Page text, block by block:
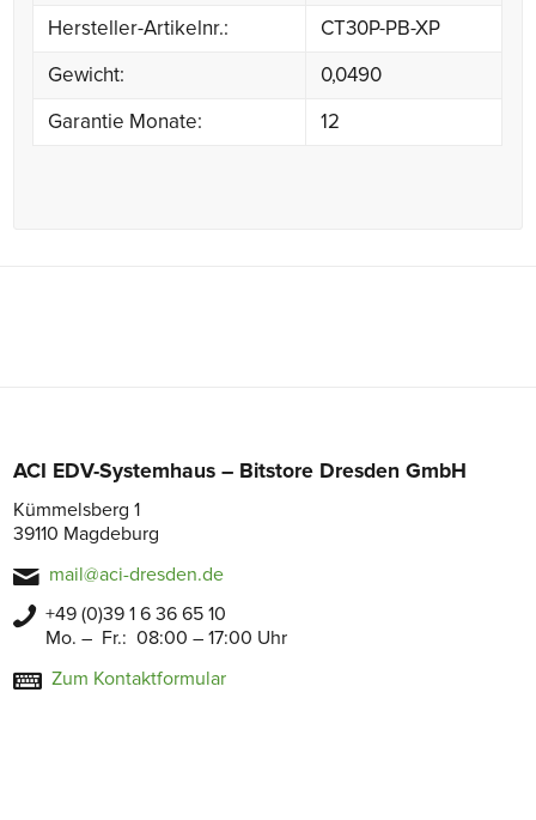
Hersteller-Artikelnr.:
CT30P-PB-XP
Gewicht:
0,0490
Garantie Monate:
12
ACI EDV-Systemhaus – Bitstore Dresden GmbH
Kümmelsberg 1
39110 Magdeburg
mail@aci-dresden.de
+49 (0)39 1 6 36 65 10
Mo. – Fr.: 08:00 – 17:00 Uhr
Zum Kontaktformular